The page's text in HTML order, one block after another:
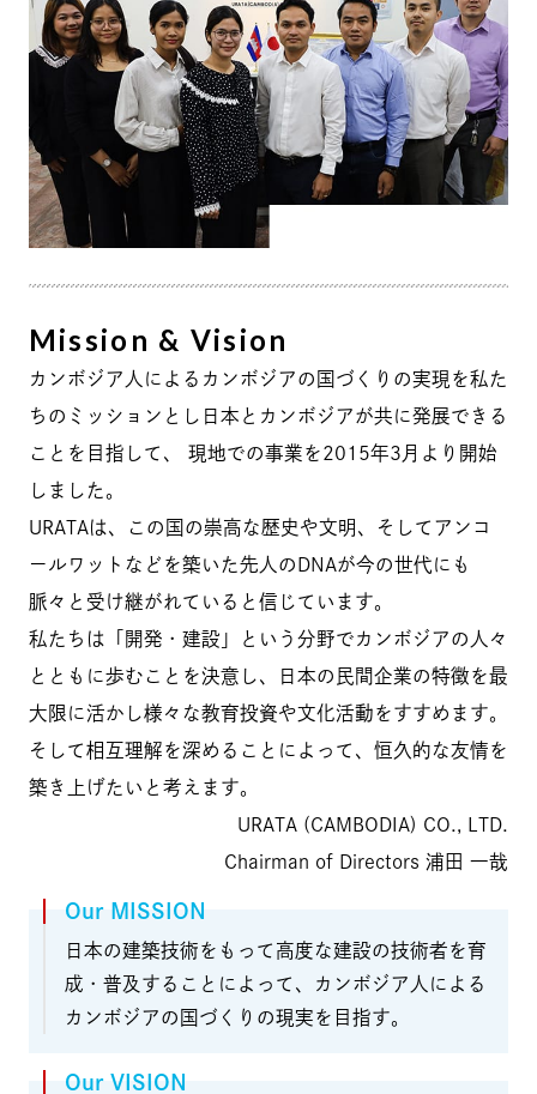
Mission & Vision
カンボジア人によるカンボジアの国づくりの実現を私た
ちのミッションとし日本とカンボジアが共に発展できる
ことを目指して、 現地での事業を2015年3月より開始
しました。
URATAは、この国の崇高な歴史や文明、そしてアンコ
ールワットなどを築いた先人のDNAが今の世代にも
脈々と受け継がれていると信じています。
私たちは「開発・建設」という分野でカンボジアの人々
とともに歩むことを決意し、日本の民間企業の特徴を最
大限に活かし様々な教育投資や文化活動をすすめます。
そして相互理解を深めることによって、恒久的な友情を
築き上げたいと考えます。
URATA (CAMBODIA) CO., LTD.
Chairman of Directors 浦田 一哉
Our MISSION
日本の建築技術をもって高度な建設の技術者を育
成・普及することによって、カンボジア人による
カンボジアの国づくりの現実を目指す。
Our VISION